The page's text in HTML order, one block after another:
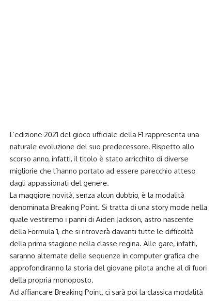
L’edizione 2021 del gioco ufficiale della F1 rappresenta una
naturale evoluzione del suo predecessore. Rispetto allo
scorso anno, infatti, il titolo è stato arricchito di diverse
migliorie che l’hanno portato ad essere parecchio atteso
dagli appassionati del genere.
La maggiore novità, senza alcun dubbio, è la modalità
denominata Breaking Point. Si tratta di una story mode nella
quale vestiremo i panni di Aiden Jackson, astro nascente
della Formula 1, che si ritroverà davanti tutte le difficoltà
della prima stagione nella classe regina. Alle gare, infatti,
saranno alternate delle sequenze in computer grafica che
approfondiranno la storia del giovane pilota anche al di fuori
della propria monoposto.
Ad affiancare Breaking Point, ci sarà poi la classica modalità